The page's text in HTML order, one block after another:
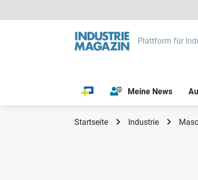
Plattform für
Meine News
Startseite Industrie